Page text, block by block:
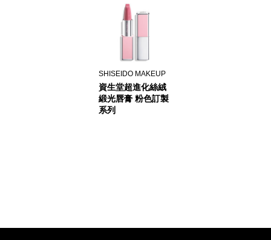
SHISEIDO MAKEUP
資生堂超進化絲絨
緞光唇膏 粉色訂製
系列